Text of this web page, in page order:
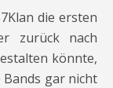
die ersten
zurück nach
könnte,
gar nicht